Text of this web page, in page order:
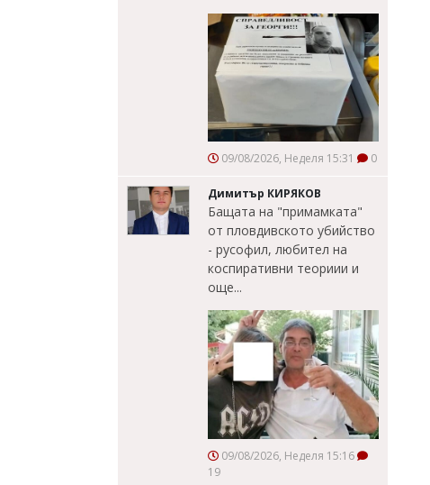
09/08/2026, Неделя 15:31 0
Димитър КИРЯКОВ
Бащата на "примамката"
от пловдивското убийство
- русофил, любител на
коспиративни теориии и
още...
09/08/2026, Неделя 15:16
19